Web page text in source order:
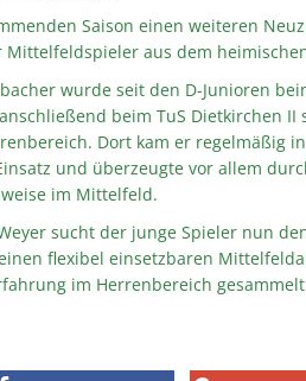
Saison einen weiteren
aus dem
wurde seit den D-Junioren
beim TuS Dietkirchen II
Dort kam er regelmäßig
und überzeugte vor allem
im Mittelfeld.
sucht der junge Spieler nun
flexibel einsetzbaren
im Herrenbereich